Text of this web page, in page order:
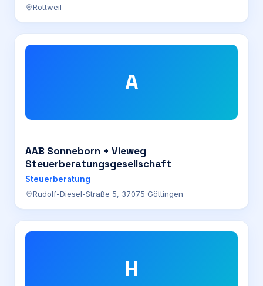
Rottweil
A
AAB Sonneborn + Vieweg
Steuerberatungsgesellschaft
Steuerberatung
Rudolf-Diesel-Straße 5, 37075 Göttingen
H